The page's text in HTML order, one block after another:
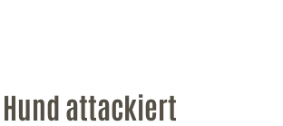
attackiert